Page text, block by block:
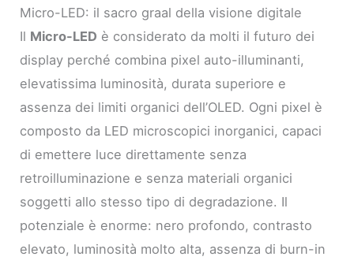
Micro-LED: il sacro graal della visione digitale
Il Micro-LED è considerato da molti il futuro dei
display perché combina pixel auto-illuminanti,
elevatissima luminosità, durata superiore e
assenza dei limiti organici dell’OLED. Ogni pixel è
composto da LED microscopici inorganici, capaci
di emettere luce direttamente senza
retroilluminazione e senza materiali organici
soggetti allo stesso tipo di degradazione. Il
potenziale è enorme: nero profondo, contrasto
elevato, luminosità molto alta, assenza di burn-in